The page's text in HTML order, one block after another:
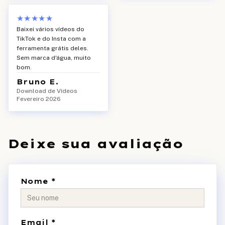
★★★★★
Baixei vários vídeos do
TikTok e do Insta com a
ferramenta grátis deles.
Sem marca d'água, muito
bom.
Bruno E.
Download de Vídeos
Fevereiro 2026
Deixe sua avaliação
Nome *
Email *